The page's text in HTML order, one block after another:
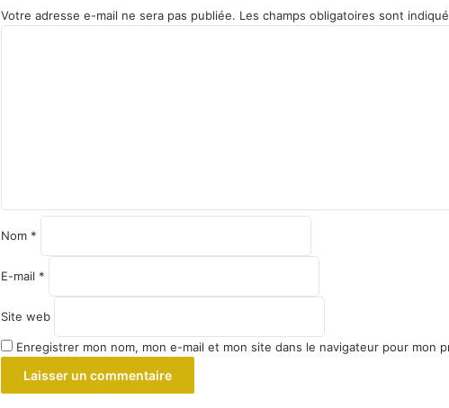
Votre adresse e-mail ne sera pas publiée. Les champs obligatoires sont
r
e
Nom *
E-mail *
Site web
Enregistrer mon nom, mon e-mail et mon site dans le navigateur pour mon